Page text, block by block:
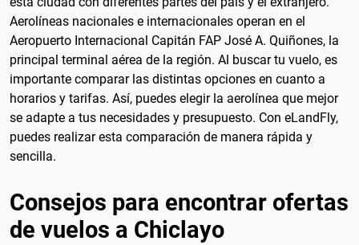
Aerolíneas nacionales e internacionales operan en el
Aeropuerto Internacional Capitán FAP José A. Quiñones, la
principal terminal aérea de la región. Al buscar tu vuelo, es
importante comparar las distintas opciones en cuanto a
horarios y tarifas. Así, puedes elegir la aerolínea que mejor
se adapte a tus necesidades y presupuesto. Con eLandFly,
puedes realizar esta comparación de manera rápida y
sencilla.
Consejos para encontrar ofertas
de vuelos a Chiclayo